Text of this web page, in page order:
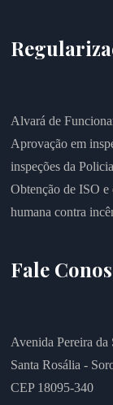
Alvará de
Aprovação em
inspeções da
Obtenção de ISO e
humana contra
Fale
Avenida Pereira da
Santa Rosália -
CEP 18095-340